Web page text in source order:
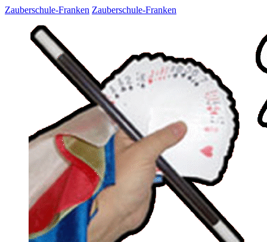
Zauberschule-Franken Zauberschule-Franken